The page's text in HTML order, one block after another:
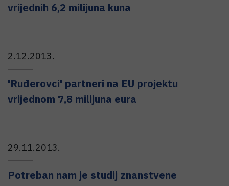
vrijednih 6,2 milijuna kuna
2.12.2013.
'Ruđerovci' partneri na EU projektu
vrijednom 7,8 milijuna eura
29.11.2013.
Potreban nam je studij znanstvene